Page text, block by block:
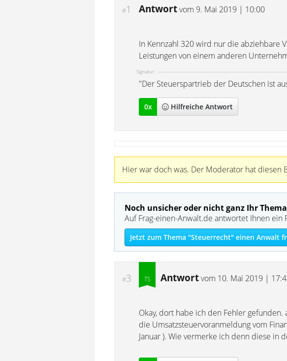
#1 Antwortvom 9. Mai 2019 | 10:00
In Kennzahl 320 wird nur die abziehbare
Leistungen von einem anderen
Signatur:
"Der Steuerspartrieb der Deutschen ist
0x Hilfreiche Antwort
Hier war doch was. Der Moderator hat diesen
Noch unsicher oder nicht ganz Ihr
Auf Frag-einen-Anwalt.de antwortet Ihnen
Jetzt zum Thema "Steuerrecht" einen Anwalt
#3 Antwortvom 10. Mai 2019 |
Okay, dort habe ich den Fehler
die Umsatzsteuervoranmeldung vom
Januar ). Wie vermerke ich denn diese in